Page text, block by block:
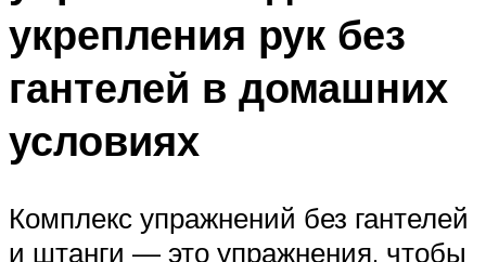
укрепления рук без
гантелей в домашних
условиях
Комплекс упражнений без гантелей
и штанги — это упражнения, чтобы